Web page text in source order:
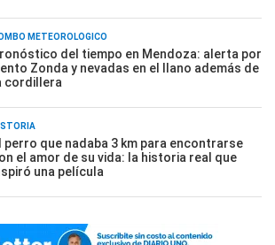
METEOROLÓGICO
del tiempo en Mendoza: alerta por
Zonda y nevadas en el llano además de
cordillera
perro que nadaba 3 km para encontrarse
el amor de su vida: la historia real que
una película